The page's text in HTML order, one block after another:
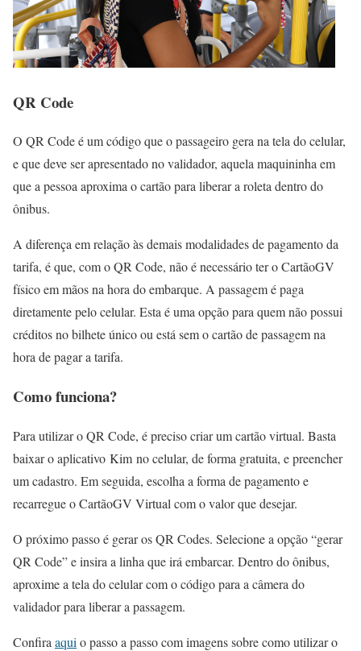
QR Code
O QR Code é um código que o passageiro gera na tela do celular,
e que deve ser apresentado no validador, aquela maquininha em
que a pessoa aproxima o cartão para liberar a roleta dentro do
ônibus.
A diferença em relação às demais modalidades de pagamento da
tarifa, é que, com o QR Code, não é necessário ter o CartãoGV
físico em mãos na hora do embarque. A passagem é paga
diretamente pelo celular. Esta é uma opção para quem não possui
créditos no bilhete único ou está sem o cartão de passagem na
hora de pagar a tarifa.
Como funciona?
Para utilizar o QR Code, é preciso criar um cartão virtual. Basta
baixar o aplicativo Kim no celular, de forma gratuita, e preencher
um cadastro. Em seguida, escolha a forma de pagamento e
recarregue o CartãoGV Virtual com o valor que desejar.
O próximo passo é gerar os QR Codes. Selecione a opção “gerar
QR Code” e insira a linha que irá embarcar. Dentro do ônibus,
aproxime a tela do celular com o código para a câmera do
validador para liberar a passagem.
Confira aqui o passo a passo com imagens sobre como utilizar o